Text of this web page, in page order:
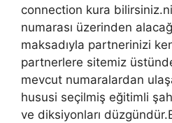
connection kura
numarası üzerinden
maksadıyla partnerinizi
partnerlere sitemiz
mevcut numaralardan
hususi seçilmiş eğitimli
ve diksiyonları